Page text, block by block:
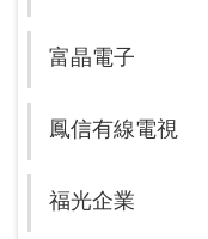
富晶電子
鳳信有線電視
福光企業